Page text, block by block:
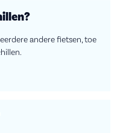
andere fietsen, toe